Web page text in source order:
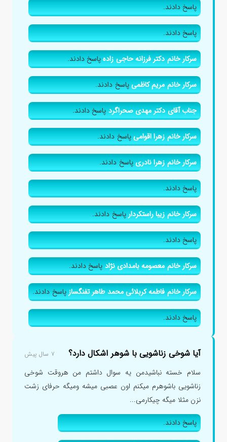
پاسخ دادند.
پاسخ دادند.
سرکار خانم دکتر فرزانه حاجی زادهپاسخ دادند.
سرکار خانم مریم کاظمیپاسخ دادند.
جناب آقای دکتر مهدی صحراگردپاسخ دادند.
سرکار خانم زهرا اقوامیپاسخ دادند.
سرکار خانم زهرا نادریپاسخ دادند.
پاسخ دادند.
سرکار خانم زیبا راستکردارپاسخ دادند.
پاسخ دادند.
سرکار خانم معصومه بامدادی نژادپاسخ دادند.
سرکار خانم فاطمه کربلائی محمد طاهر تفنگسازپاسخ دادند.
پاسخ دادند.
آیا شوخی زناشویی با شوهر اشکال دارد؟ ۷ سال پیش
سلام خسته نباشیدمن یه سوال داشتم من هروقت شوخی
زناشویی باشوهرم میکنم اون عصبی میشه ومیگه حرفای زشت
نزن مثلا میگه چیکارمی...
پاسخ دادند.